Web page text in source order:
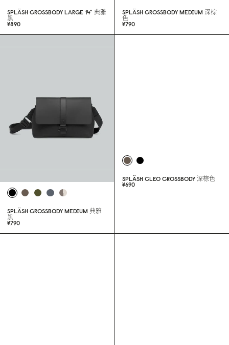
SPLÄSH CROSSBODY LARGE 14" 典雅
黑
¥890
SPLÄSH CROSSBODY MEDIUM 深棕
色
¥790
SPLÄSH CROSSBODY MEDIUM 典雅
黑
¥790